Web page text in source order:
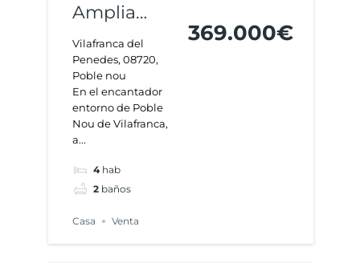
Amplia
vivienda
con terraza,
chimenea y
espacios
versátiles
en Poble
Vilafranca
Vilafranca del
Penedes, 08720,
Poble nou
En el encantador
entorno de Poble
Nou de Vilafranca,
a...
4 hab
2 baños
369.000€
Casa Venta